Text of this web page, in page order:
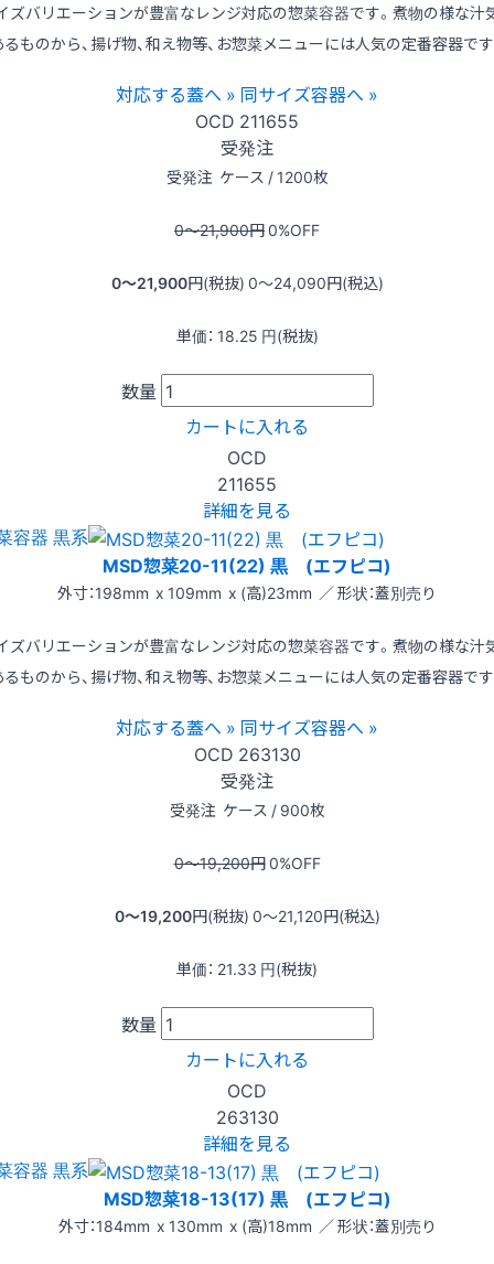
ズバリエーションが豊富なレンジ対応の惣菜容器です。煮物の様な汁
ものから、揚げ物、和え物等、お惣菜メニューには人気の定番容器で
対応する蓋へ » 同サイズ容器へ »
OCD 211655
受発注
受発注 ケース / 1200枚
0〜21,900円0%OFF
0〜21,900円(税抜) 0〜24,090円(税込)
単価： 18.25 円(税抜)
数量
カートに入れる
OCD
211655
詳細を見る
容器 黒系
MSD惣菜20-11(22) 黒 (エフピコ)
外寸：198mm x 109mm x (高)23mm ／ 形状：蓋別売り
ズバリエーションが豊富なレンジ対応の惣菜容器です。煮物の様な汁
ものから、揚げ物、和え物等、お惣菜メニューには人気の定番容器で
対応する蓋へ » 同サイズ容器へ »
OCD 263130
受発注
受発注 ケース / 900枚
0〜19,200円0%OFF
0〜19,200円(税抜) 0〜21,120円(税込)
単価： 21.33 円(税抜)
数量
カートに入れる
OCD
263130
詳細を見る
容器 黒系
MSD惣菜18-13(17) 黒 (エフピコ)
外寸：184mm x 130mm x (高)18mm ／ 形状：蓋別売り